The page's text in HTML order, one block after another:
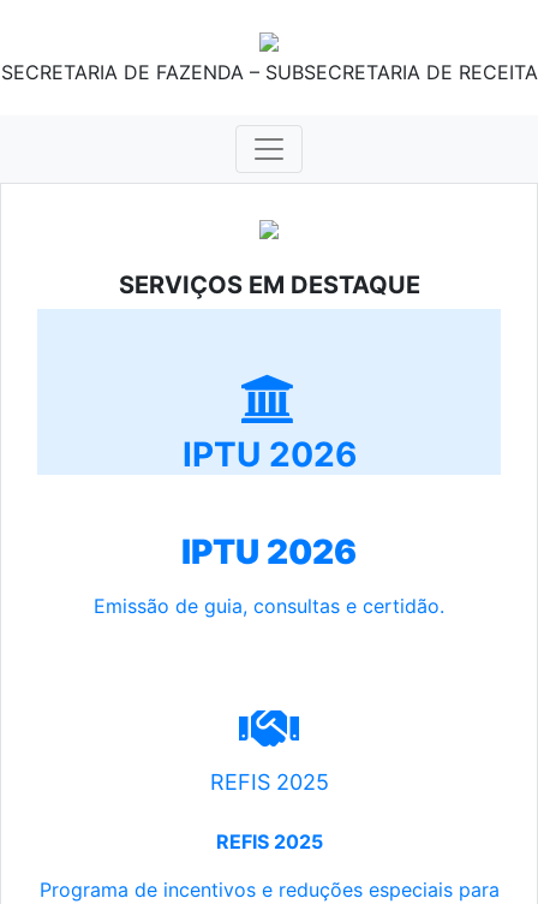
SECRETARIA DE FAZENDA – SUBSECRETARIA DE RECEITA
SERVIÇOS EM DESTAQUE
IPTU 2026
IPTU 2026
Emissão de guia, consultas e certidão.
REFIS 2025
REFIS 2025
Programa de incentivos e reduções especiais para